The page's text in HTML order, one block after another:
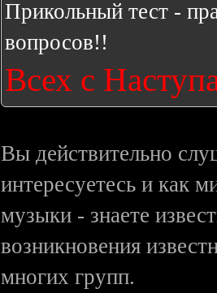
Прикольный тест -
вопросов!!
Всех с
Вы действительно
интересуетесь и как
музыки - знаете
возникновения
многих групп.